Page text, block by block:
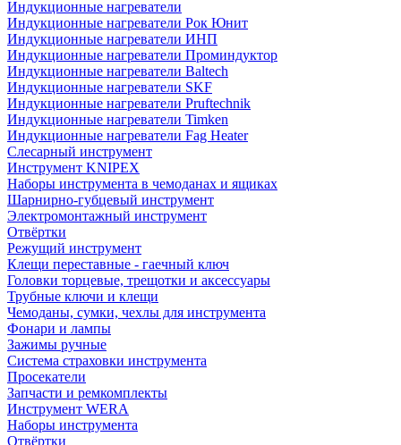
Индукционные нагреватели
Индукционные нагреватели Рок Юнит
Индукционные нагреватели ИНП
Индукционные нагреватели Проминдуктор
Индукционные нагреватели Baltech
Индукционные нагреватели SKF
Индукционные нагреватели Pruftechnik
Индукционные нагреватели Timken
Индукционные нагреватели Fag Heater
Слесарный инструмент
Инструмент KNIPEX
Наборы инструмента в чемоданах и ящиках
Шарнирно-губцевый инструмент
Электромонтажный инструмент
Отвёртки
Режущий инструмент
Клещи переставные - гаечный ключ
Головки торцевые, трещотки и аксессуары
Трубные ключи и клещи
Чемоданы, сумки, чехлы для инструмента
Фонари и лампы
Зажимы ручные
Система страховки инструмента
Просекатели
Запчасти и ремкомплекты
Инструмент WERA
Наборы инструмента
Отвёртки